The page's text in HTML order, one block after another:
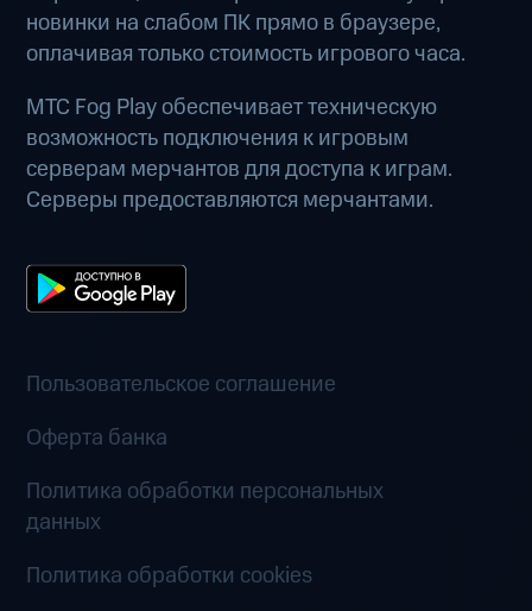
новинки на слабом ПК прямо в браузере,
оплачивая только стоимость игрового часа.
МТС Fog Play обеспечивает техническую
возможность подключения к игровым
серверам мерчантов для доступа к играм.
Серверы предоставляются мерчантами.
Пользовательское соглашение
Оферта банка
Политика обработки персональных
данных
Политика обработки cookies